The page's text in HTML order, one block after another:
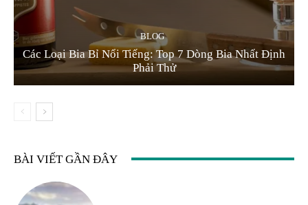
BLOG
Các Loại Bia Bỉ Nổi Tiếng: Top 7 Dòng Bia Nhất Định
Phải Thử
BÀI VIẾT GẦN ĐÂY